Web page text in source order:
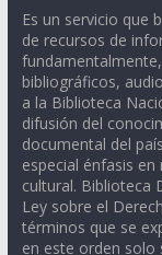
Es un servicio que
de recursos de
bibliográficos,
a la Biblioteca
difusión del
documental del
especial énfasis
cultural. Biblioteca
Ley sobre el
términos que se
en este orden solo